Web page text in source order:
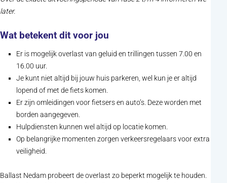
later.
Wat betekent dit voor jou
Er is mogelijk overlast van geluid en trillingen tussen 7.00 en
16.00 uur.
Je kunt niet altijd bij jouw huis parkeren, wel kun je er altijd
lopend of met de fiets komen.
Er zijn omleidingen voor fietsers en auto’s. Deze worden met
borden aangegeven.
Hulpdiensten kunnen wel altijd op locatie komen.
Op belangrijke momenten zorgen verkeersregelaars voor extra
veiligheid.
Ballast Nedam probeert de overlast zo beperkt mogelijk te houden.